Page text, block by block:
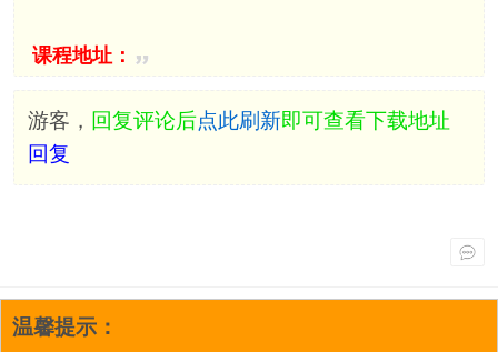
课程地址：
游客， 回复评论后点此刷新即可查看下载地址
回复
温馨提示：